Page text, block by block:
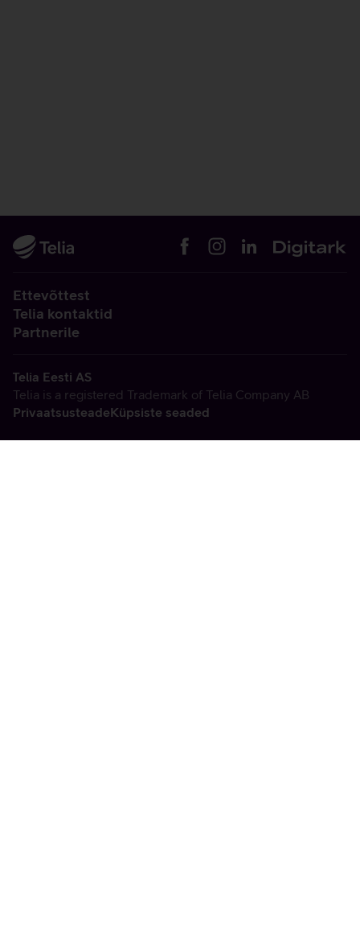
Ettevõttest
Telia kontaktid
Partnerile
Telia Eesti AS
Telia is a registered Trademark of Telia Company AB
PrivaatsusteadeKüpsiste seaded